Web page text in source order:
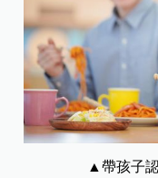
▲帶孩子